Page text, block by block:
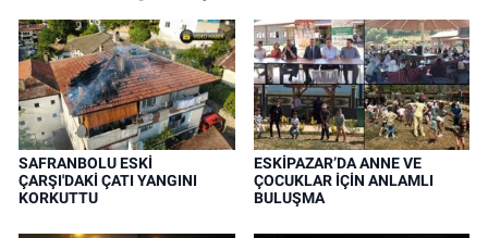
SAFRANBOLU ESKİ
ÇARŞI'DAKİ ÇATI YANGINI
KORKUTTU
ESKİPAZAR’DA ANNE VE
ÇOCUKLAR İÇİN ANLAMLI
BULUŞMA